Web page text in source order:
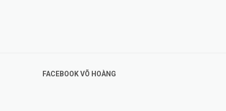
ứng
FACEBOOK VÕ HOÀNG